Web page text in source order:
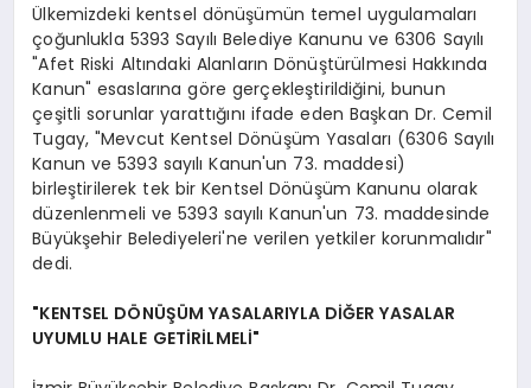
Ülkemizdeki kentsel dönüşümün temel uygulamaları
çoğunlukla 5393 Sayılı Belediye Kanunu ve 6306 Sayılı
"Afet Riski Altındaki Alanların Dönüştürülmesi Hakkında
Kanun" esaslarına göre gerçekleştirildiğini, bunun
çeşitli sorunlar yarattığını ifade eden Başkan Dr. Cemil
Tugay, "Mevcut Kentsel Dönüşüm Yasaları (6306 Sayılı
Kanun ve 5393 sayılı Kanun'un 73. maddesi)
birleştirilerek tek bir Kentsel Dönüşüm Kanunu olarak
düzenlenmeli ve 5393 sayılı Kanun'un 73. maddesinde
Büyükşehir Belediyeleri'ne verilen yetkiler korunmalıdır"
dedi.
"KENTSEL DÖNÜŞÜM YASALARIYLA DİĞER YASALAR
UYUMLU HALE GETİRİLMELİ"